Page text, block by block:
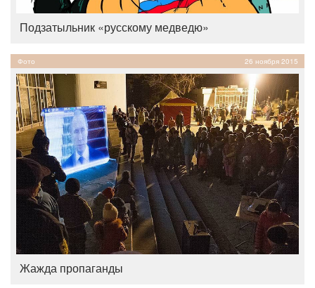
Подзатыльник «русскому медведю»
Фото 26 ноября 2015
Жажда пропаганды